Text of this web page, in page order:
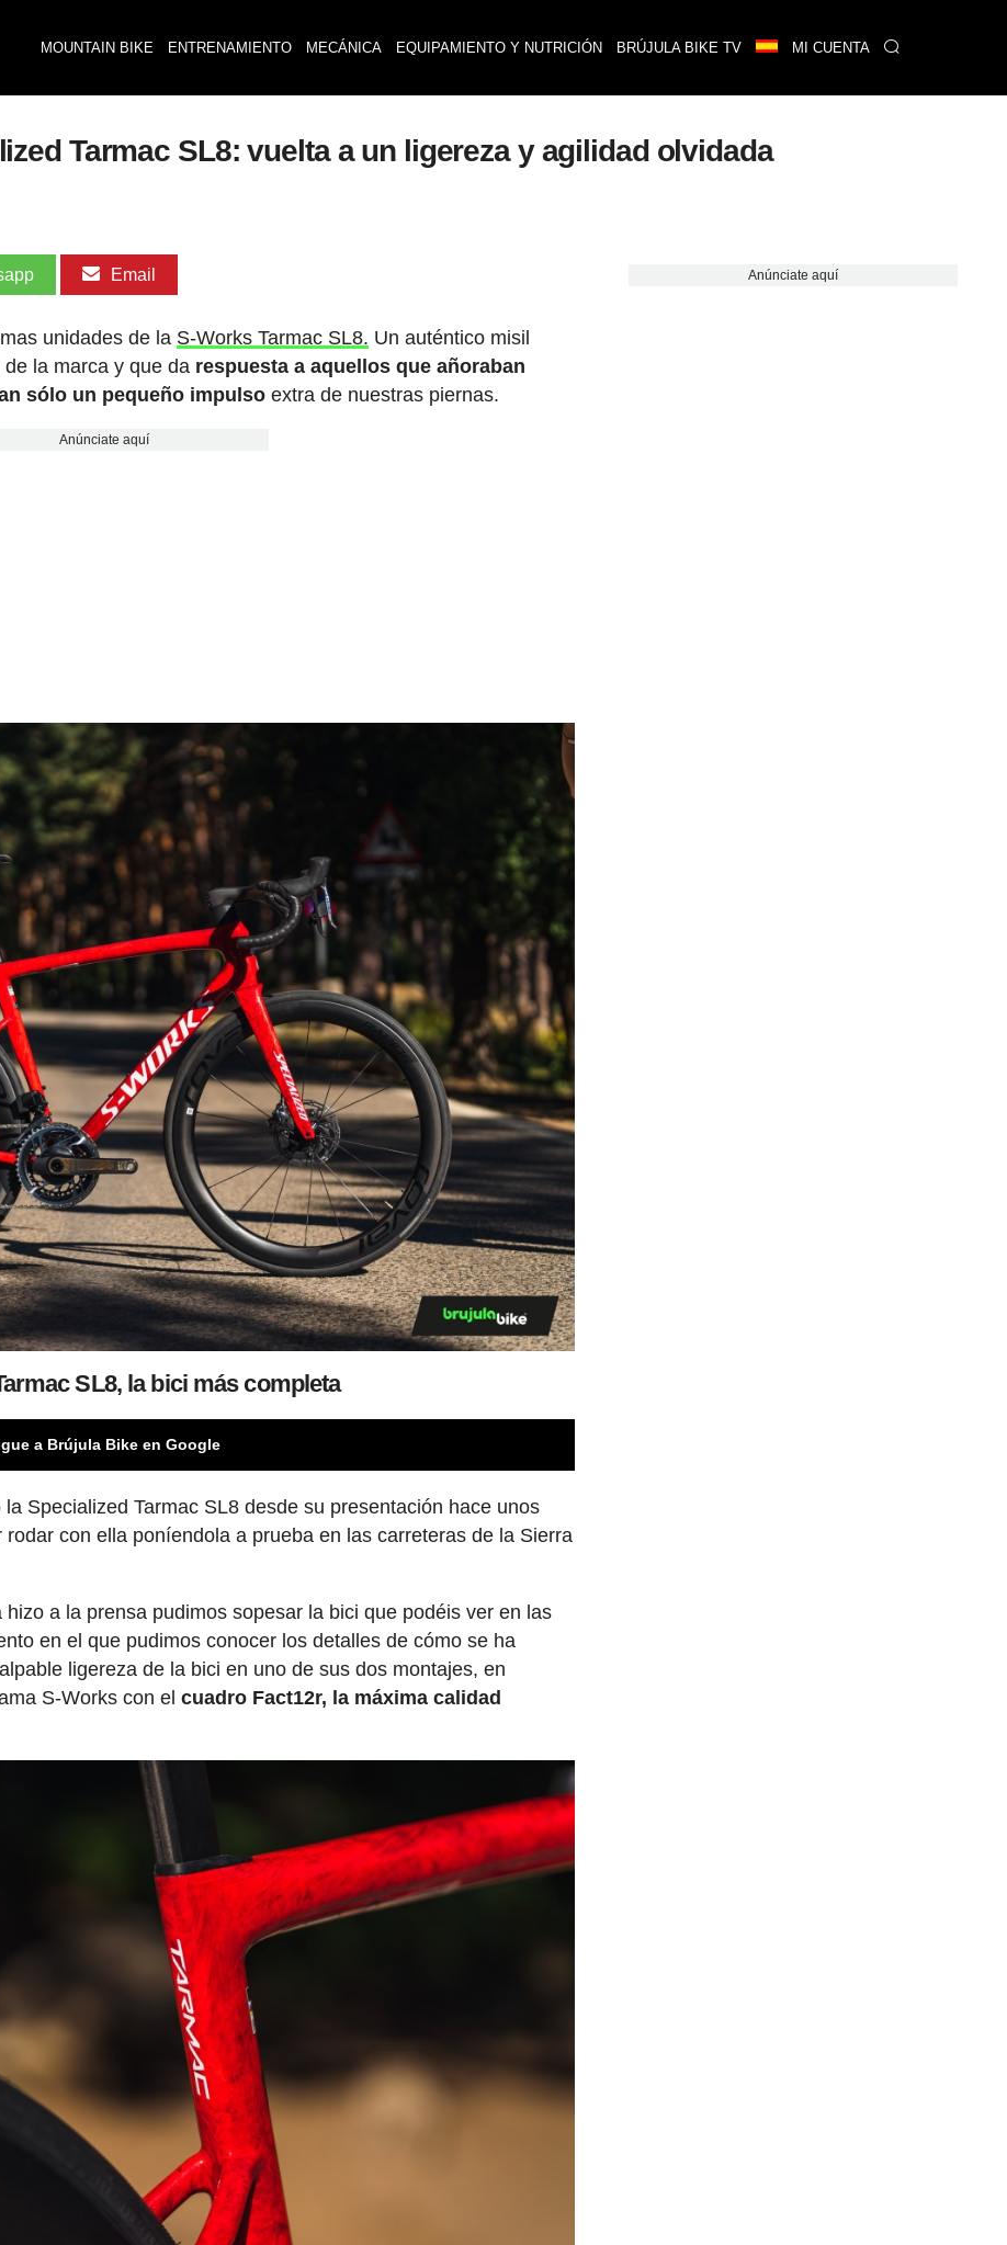
MOUNTAIN BIKE ENTRENAMIENTO MECÁNICA EQUIPAMIENTO Y NUTRICIÓN BRÚJULA BIKE TV MI CUENTA
Tarmac SL8: vuelta a un ligereza y agilidad olvidada
Email
unidades de la S-Works Tarmac SL8. Un auténtico misil
la marca y que da respuesta a aquellos que añoraban
sólo un pequeño impulso extra de nuestras piernas.
Anúnciate aquí
SL8, la bici más completa
a Brújula Bike en Google
Specialized Tarmac SL8 desde su presentación hace unos
con ella poníendola a prueba en las carreteras de la Sierra
a la prensa pudimos sopesar la bici que podéis ver en las
en el que pudimos conocer los detalles de cómo se ha
ligereza de la bici en uno de sus dos montajes, en
S-Works con elcuadro Fact12r, la máxima calidad
Anúnciate aquí